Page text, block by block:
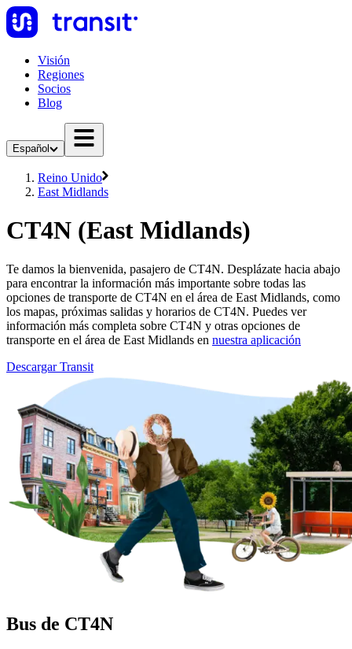
Visión
Regiones
Socios
Blog
Español
Reino Unido
East Midlands
CT4N (East Midlands)
Te damos la bienvenida, pasajero de CT4N. Desplázate hacia abajo
para encontrar la información más importante sobre todas las
opciones de transporte de CT4N en el área de East Midlands, como
los mapas, próximas salidas y horarios de CT4N. Puedes ver
información más completa sobre CT4N y otras opciones de
transporte en el área de East Midlands en nuestra aplicación
Descargar Transit
Bus de CT4N